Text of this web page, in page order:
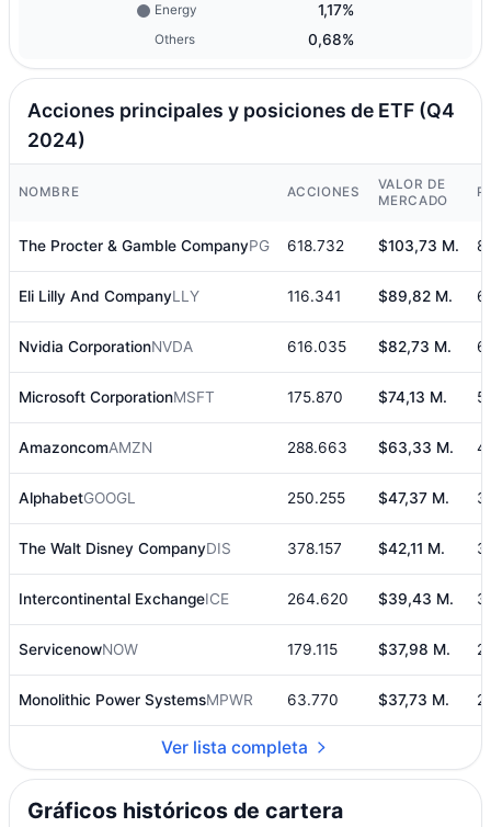
Energy 1,17%
Others 0,68%
Acciones principales y posiciones de ETF (Q4
2024)
NOMBRE ACCIONES
VALOR DE
MERCADO
The Procter & Gamble CompanyPG 618.732 $103,73 M.
Eli Lilly And CompanyLLY 116.341 $89,82 M.
Nvidia CorporationNVDA 616.035 $82,73 M.
Microsoft CorporationMSFT 175.870 $74,13 M.
AmazoncomAMZN 288.663 $63,33 M.
AlphabetGOOGL 250.255 $47,37 M.
The Walt Disney CompanyDIS 378.157 $42,11 M.
Intercontinental ExchangeICE 264.620 $39,43 M.
ServicenowNOW 179.115 $37,98 M.
Monolithic Power SystemsMPWR 63.770 $37,73 M.
Ver lista completa
Gráficos históricos de cartera